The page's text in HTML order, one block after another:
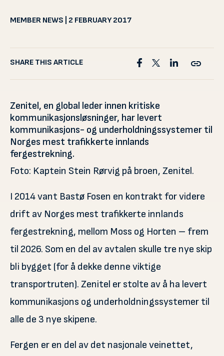
MEMBER NEWS | 2 FEBRUARY 2017
SHARE THIS ARTICLE
Zenitel, en global leder innen kritiske
kommunikasjonsløsninger, har levert
kommunikasjons- og underholdningssystemer til
Norges mest trafikkerte innlands
fergestrekning.
Foto: Kaptein Stein Rørvig på broen, Zenitel.
I 2014 vant Bastø Fosen en kontrakt for videre
drift av Norges mest trafikkerte innlands
fergestrekning, mellom Moss og Horten – frem
til 2026. Som en del av avtalen skulle tre nye skip
bli bygget (for å dekke denne viktige
transportruten). Zenitel er stolte av å ha levert
kommunikasjons og underholdningssystemer til
alle de 3 nye skipene.
Fergen er en del av det nasjonale veinettet,